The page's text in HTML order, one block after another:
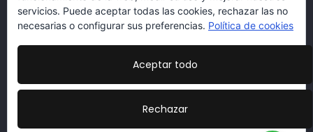
www.lacarmariosyvestidores.com
Política de Protección de Datos
|Más información sobre las
servicios. Puede aceptar todas las cookies, rechazar las no
necesarias o configurar sus preferencias. Política de cookies
Aceptar todo
Rechazar